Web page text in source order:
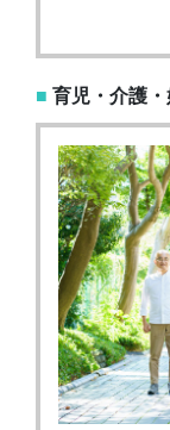
■ 育児・介護